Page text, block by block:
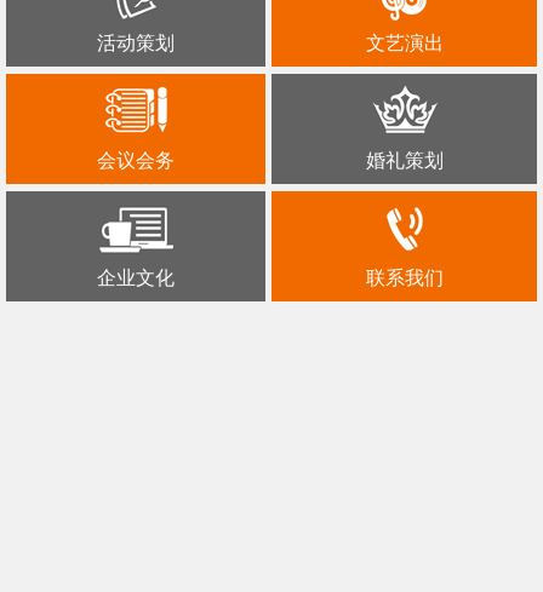
活动策划 文艺演出
会议会务 婚礼策划
企业文化 联系我们